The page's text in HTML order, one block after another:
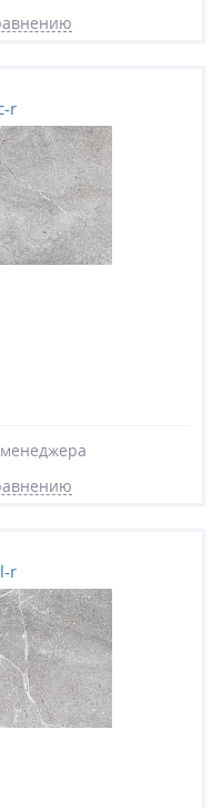
r
r